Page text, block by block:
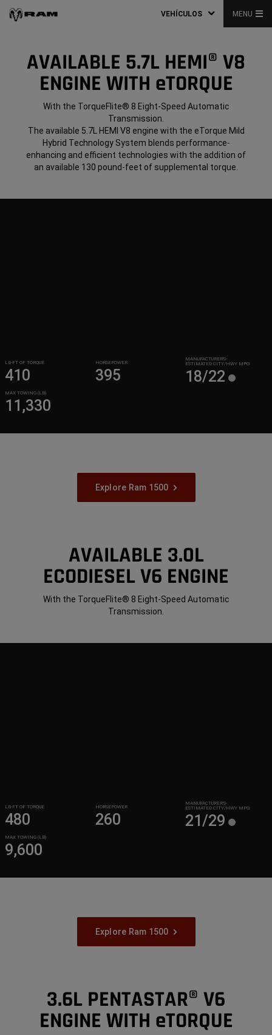
VEHÍCULOS MENU
AVAILABLE 5.7L HEMI® V8
ENGINE WITH eTORQUE
With the TorqueFlite® 8 Eight-Speed Automatic
Transmission.
The available 5.7L HEMI V8 engine with the eTorque Mild
Hybrid Technology System blends performance-
enhancing and efficient technologies with the addition of
an available 130 pound-feet of supplemental torque.
LB-FT OF TORQUE
410
HORSEPOWER
395
MANUFACTURER’S-
ESTIMATED CITY/HWY MPG
18/22
MAX TOWING (LB)
11,330
Explore Ram 1500
AVAILABLE 3.0L
ECODIESEL V6 ENGINE
With the TorqueFlite® 8 Eight-Speed Automatic
Transmission.
LB-FT OF TORQUE
480
HORSEPOWER
260
MANUFACTURER’S-
ESTIMATED CITY/HWY MPG
21/29
MAX TOWING (LB)
9,600
Explore Ram 1500
3.6L PENTASTAR® V6
ENGINE WITH eTORQUE